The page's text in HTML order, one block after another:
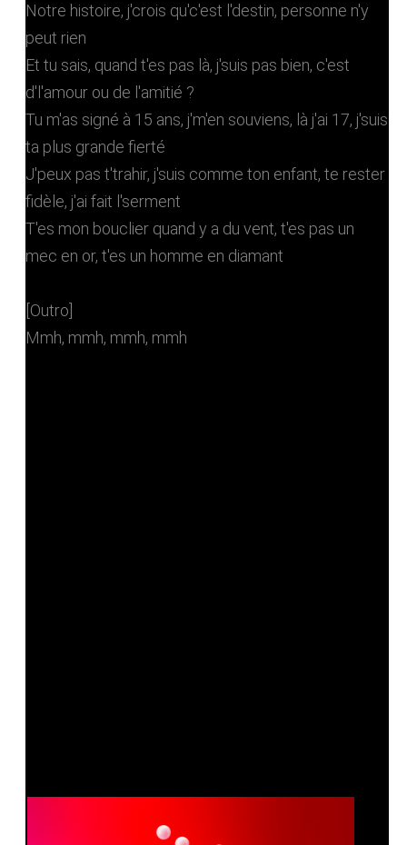
Notre histoire, j'crois qu'c'est l'destin, personne n'y
peut rien
Et tu sais, quand t'es pas là, j'suis pas bien, c'est
d'l'amour ou de l'amitié ?
Tu m'as signé à 15 ans, j'm'en souviens, là j'ai 17, j'suis
ta plus grande fierté
J'peux pas t'trahir, j'suis comme ton enfant, te rester
fidèle, j'ai fait l'serment
T'es mon bouclier quand y a du vent, t'es pas un
mec en or, t'es un homme en diamant
[Outro]
Mmh, mmh, mmh, mmh